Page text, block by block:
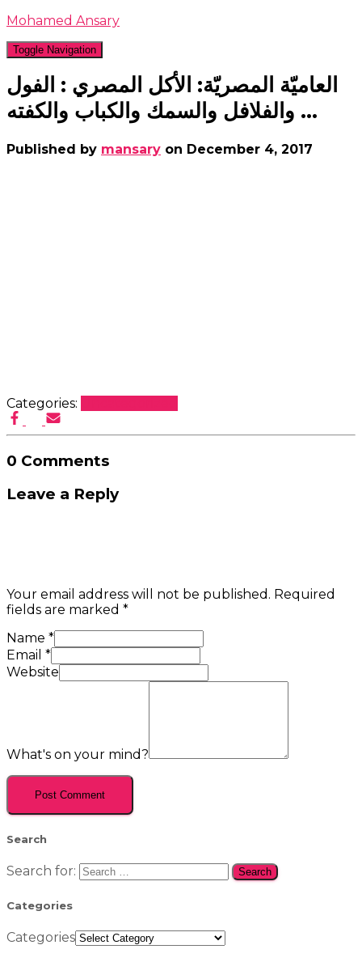
Mohamed Ansary
Toggle Navigation
العاميّة المصريّة: الأكل المصري : الفول
والفلافل والسمك والكباب والكفته …
Published by mansary on December 4, 2017
Categories:
0 Comments
Leave a Reply
Your email address will not be published. Required
fields are marked *
Name *
Email *
Website
What's on your mind?
Search
Search for:
Categories
Categories